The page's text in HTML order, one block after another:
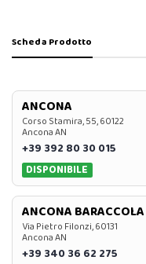
Scheda Prodotto
ANCONA
Corso Stamira, 55, 60122
Ancona AN
+39 392 80 30 015
DISPONIBILE
ANCONA BARACCOLA
Via Pietro Filonzi, 60131
Ancona AN
+39 340 36 62 275